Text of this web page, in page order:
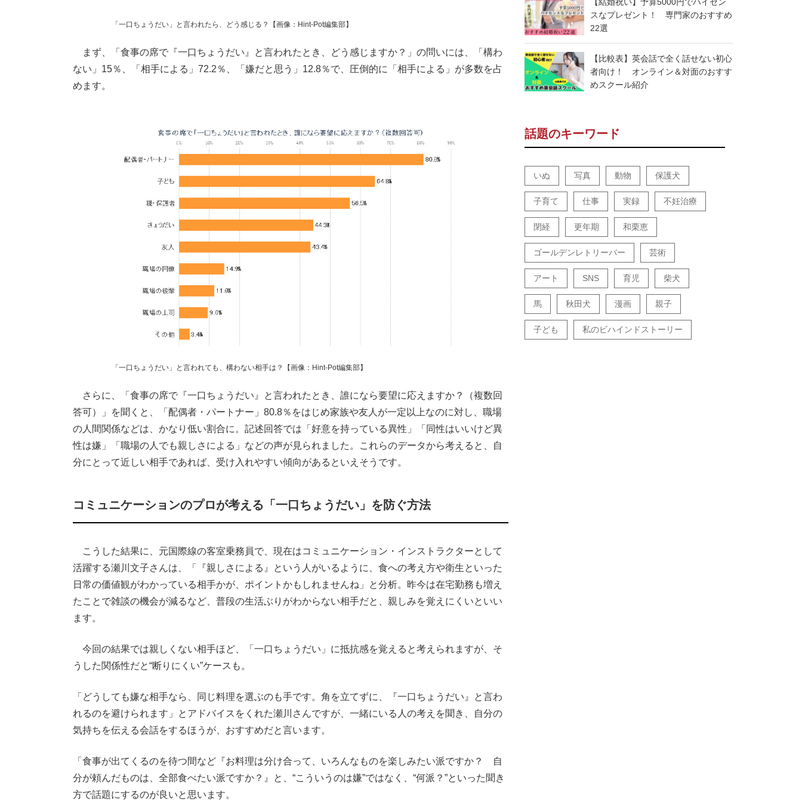
「一口ちょうだい」と言われたら、どう感じる？【画像：Hint-Pot編集部】
まず、「食事の席で『一口ちょうだい』と言われたとき、どう感じますか？」の問いには、「構わ
ない」15％、「相手による」72.2％、「嫌だと思う」12.8％で、圧倒的に「相手による」が多数を占
めます。
「一口ちょうだい」と言われても、構わない相手は？【画像：Hint-Pot編集部】
さらに、「食事の席で『一口ちょうだい』と言われたとき、誰になら要望に応えますか？（複数回
答可）」を聞くと、「配偶者・パートナー」80.8％をはじめ家族や友人が一定以上なのに対し、職場
の人間関係などは、かなり低い割合に。記述回答では「好意を持っている異性」「同性はいいけど異
性は嫌」「職場の人でも親しさによる」などの声が見られました。これらのデータから考えると、自
分にとって近しい相手であれば、受け入れやすい傾向があるといえそうです。
コミュニケーションのプロが考える「一口ちょうだい」を防ぐ方法
こうした結果に、元国際線の客室乗務員で、現在はコミュニケーション・インストラクターとして
活躍する瀬川文子さんは、「『親しさによる』という人がいるように、食への考え方や衛生といった
日常の価値観がわかっている相手かが、ポイントかもしれませんね」と分析。昨今は在宅勤務も増え
たことで雑談の機会が減るなど、普段の生活ぶりがわからない相手だと、親しみを覚えにくいといい
ます。
今回の結果では親しくない相手ほど、「一口ちょうだい」に抵抗感を覚えると考えられますが、そ
うした関係性だと“断りにくい”ケースも。
「どうしても嫌な相手なら、同じ料理を選ぶのも手です。角を立てずに、『一口ちょうだい』と言わ
れるのを避けられます」とアドバイスをくれた瀬川さんですが、一緒にいる人の考えを聞き、自分の
気持ちを伝える会話をするほうが、おすすめだと言います。
「食事が出てくるのを待つ間など『お料理は分け合って、いろんなものを楽しみたい派ですか？ 自
分が頼んだものは、全部食べたい派ですか？』と、“こういうのは嫌”ではなく、“何派？”といった聞き
方で話題にするのが良いと思います。
スなプレゼント！ 専門家のおすすめ
22選
【比較表】英会話で全く話せない初心
者向け！ オンライン＆対面のおすす
めスクール紹介
話題のキーワード
いぬ 写真 動物 保護犬
子育て 仕事 実録 不妊治療
閉経 更年期 和栗恵
ゴールデンレトリーバー 芸術
アート SNS 育児 柴犬
馬 秋田犬 漫画 親子
子ども 私のビハインドストーリー